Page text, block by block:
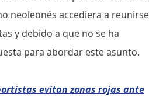
neoleonés accediera a reunirse
y debido a que no se ha
para abordar este asunto.
evitan zonas rojas ante